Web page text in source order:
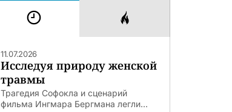
11.07.2026
Исследуя природу женской
травмы
Трагедия Софокла и сценарий
фильма Ингмара Бергмана легли...